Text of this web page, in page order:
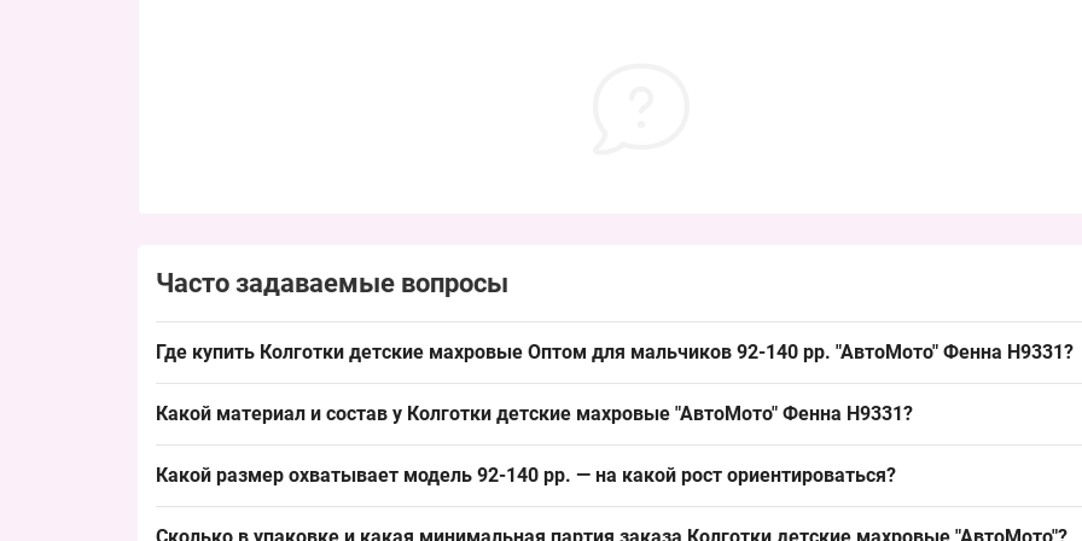
Часто задаваемые вопросы
Где купить Колготки детские махровые Оптом для мальчиков 92-140 рр. "АвтоМото" Фенна H9331?
яркими рисунками, что обеспечивает быстрые обороты и стабильный спрос в холодный сезон.
Какой материал и состав у Колготки детские махровые "АвтоМото" Фенна H9331?
— хлопок или микрофибра с добавлением эластана для растяжимости. Такой материал обеспечивает стабильный
для оптовых выкладок.
Какой размер охватывает модель 92-140 рр. — на какой рост ориентироваться?